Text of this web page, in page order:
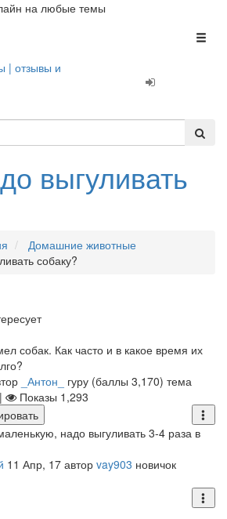
на любые темы
выгуливать
Домашние животные
собаку?
собак. Как часто и в какое время их
_Антон_ гуру (баллы 3,170) тема
| Показы 1,293
надо выгуливать 3-4 раза в
11 Апр, 17 автор vay903 новичок